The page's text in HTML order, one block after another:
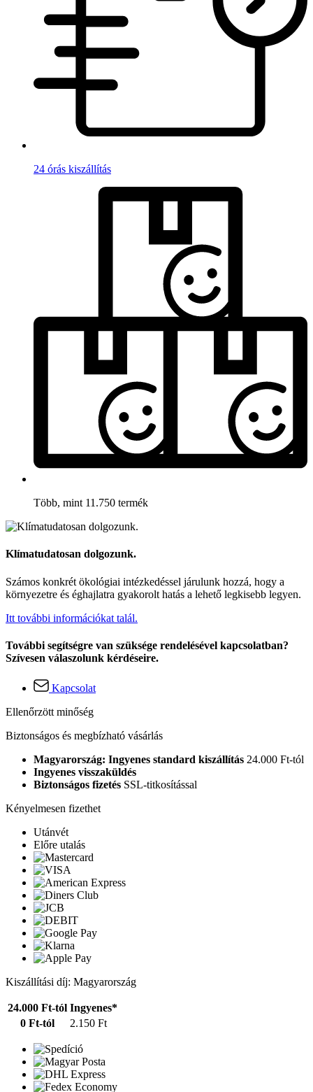
24 órás kiszállítás
Több, mint 11.750 termék
Klímatudatosan dolgozunk.
Számos konkrét ökológiai intézkedéssel járulunk hozzá, hogy a
környezetre és éghajlatra gyakorolt hatás a lehető legkisebb legyen.
Itt további információkat talál.
További segítségre van szüksége rendelésével kapcsolatban?
Szívesen válaszolunk kérdéseire.
Kapcsolat
Ellenőrzött minőség
Biztonságos és megbízható vásárlás
Magyarország: Ingyenes standard kiszállítás 24.000 Ft-tól
Ingyenes visszaküldés
Biztonságos fizetés SSL-titkosítással
Kényelmesen fizethet
Utánvét
Előre utalás
Kiszállítási díj: Magyarország
24.000 Ft-tól Ingyenes*
0 Ft-tól
2.150 Ft